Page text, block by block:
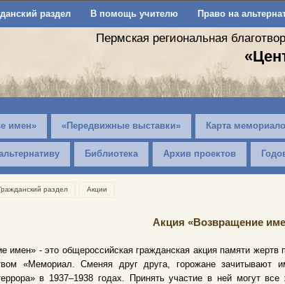
раздел В помощь учителю Право на
Пермская региональная
имен» «Передвижные выставки» Карта
Библиотека Архив проектов
раздел Акции
Акция «Возвращение
имен» - это общероссийская гражданская акция памяти жертв
«Мемориал.Сменяя друг друга, горожане зачитывают
в 1937–1938 годах. Принять участие в ней могут